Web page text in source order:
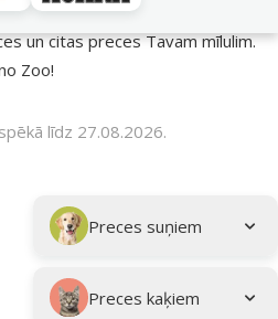
atlaides katrai gaumei!
un citas preces Tavam mīlulim.
Zoo!
līdz 27.08.2026.
Apakškategorija
Preces suņiem
Preces kaķiem